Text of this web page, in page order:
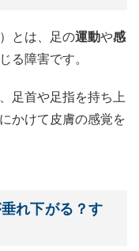
とは、足の運動や感
る障害です。
足首や足指を持ち上
かけて皮膚の感覚を
れ下がる？す